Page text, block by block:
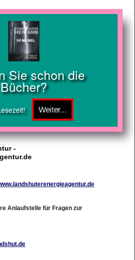
Sie schon die
Bücher?
-
Anlaufstelle für Fragen zur